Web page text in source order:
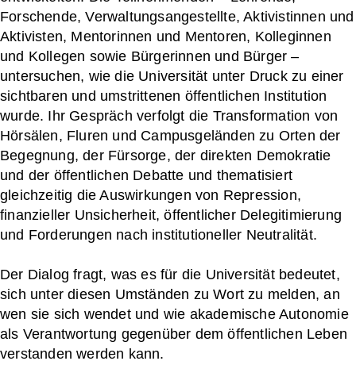
Forschende, Verwaltungsangestellte, Aktivistinnen und
Aktivisten, Mentorinnen und Mentoren, Kolleginnen
und Kollegen sowie Bürgerinnen und Bürger –
untersuchen, wie die Universität unter Druck zu einer
sichtbaren und umstrittenen öffentlichen Institution
wurde. Ihr Gespräch verfolgt die Transformation von
Hörsälen, Fluren und Campusgeländen zu Orten der
Begegnung, der Fürsorge, der direkten Demokratie
und der öffentlichen Debatte und thematisiert
gleichzeitig die Auswirkungen von Repression,
finanzieller Unsicherheit, öffentlicher Delegitimierung
und Forderungen nach institutioneller Neutralität.
Der Dialog fragt, was es für die Universität bedeutet,
sich unter diesen Umständen zu Wort zu melden, an
wen sie sich wendet und wie akademische Autonomie
als Verantwortung gegenüber dem öffentlichen Leben
verstanden werden kann.